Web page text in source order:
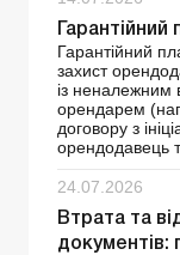
Гарантійний
Гарантійний
захист
із неналежним
орендарем
договору з
орендодавець
24.07.2026
Втрата та
документів: